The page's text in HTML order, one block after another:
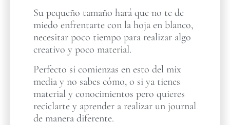
Su pequeño tamaño hará que no te de
miedo enfrentarte con la hoja en blanco,
necesitar poco tiempo para realizar algo
creativo y poco material.
Perfecto si comienzas en esto del mix
media y no sabes cómo, o si ya tienes
material y conocimientos pero quieres
reciclarte y aprender a realizar un journal
de manera diferente.